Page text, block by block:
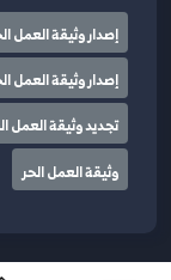
إصدار وثيقة العمل
إصدار وثيقة العمل
تجديد وثيقة العمل
وثيقة العمل الحر